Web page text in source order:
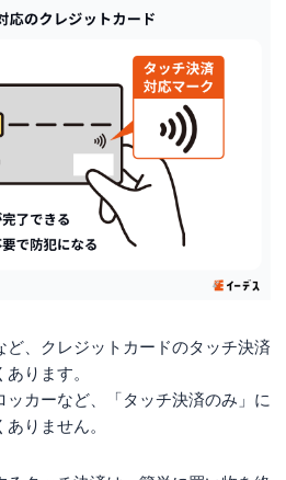
ど、クレジットカードのタッチ決済
ります。
ッカーなど、「タッチ決済のみ」に
りません。